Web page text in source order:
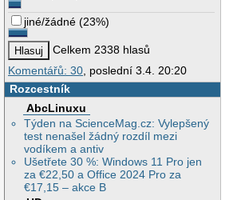
jiné/žádné (23%)
Celkem 2338 hlasů
Komentářů: 30 , poslední 3.4. 20:20
Rozcestník
AbcLinuxu
Týden na ScienceMag.cz: Vylepšený
test nenašel žádný rozdíl mezi
vodíkem a antiv
Ušetřete 30 %: Windows 11 Pro jen
za €22,50 a Office 2024 Pro za
€17,15 – akce B